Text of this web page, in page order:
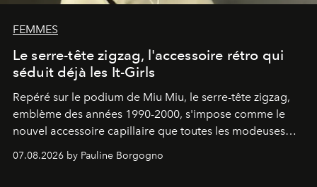
FEMMES
Le serre-tête zigzag, l'accessoire rétro qui
séduit déjà les It-Girls
Repéré sur le podium de Miu Miu, le serre-tête zigzag,
emblème des années 1990-2000, s'impose comme le
nouvel accessoire capillaire que toutes les modeuses
07.08.2026 by Pauline Borgogno